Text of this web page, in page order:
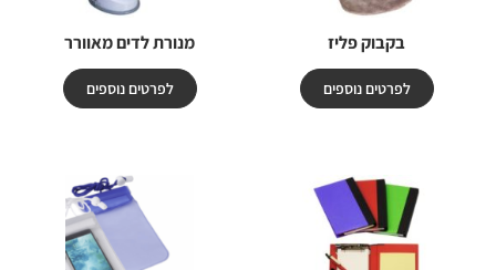
בקבוק פליז
לפרטים נוספים
מנורת לדים מאוורר
לפרטים נוספים